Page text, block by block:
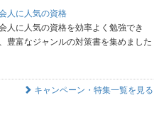
人に人気の資格
人に人気の資格を効率よく勉強でき
豊富なジャンルの対策書を集めました
キャンペーン・特集一覧を見る